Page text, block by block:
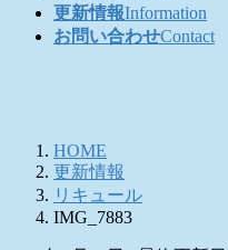
更新情報Information
お問い合わせContact
HOME
更新情報
リキュール
IMG_7883